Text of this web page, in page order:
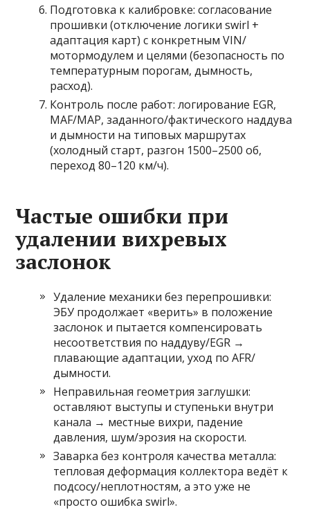
Подготовка к калибровке: согласование
прошивки (отключение логики swirl +
адаптация карт) с конкретным VIN/
мотормодулем и целями (безопасность по
температурным порогам, дымность,
расход).
Контроль после работ: логирование EGR,
MAF/MAP, заданного/фактического наддува
и дымности на типовых маршрутах
(холодный старт, разгон 1500–2500 об,
переход 80–120 км/ч).
Частые ошибки при
удалении вихревых
заслонок
Удаление механики без перепрошивки:
ЭБУ продолжает «верить» в положение
заслонок и пытается компенсировать
несоответствия по наддуву/EGR →
плавающие адаптации, уход по AFR/
дымности.
Неправильная геометрия заглушки:
оставляют выступы и ступеньки внутри
канала → местные вихри, падение
давления, шум/эрозия на скорости.
Заварка без контроля качества металла:
тепловая деформация коллектора ведёт к
подсосу/неплотностям, а это уже не
«просто ошибка swirl».